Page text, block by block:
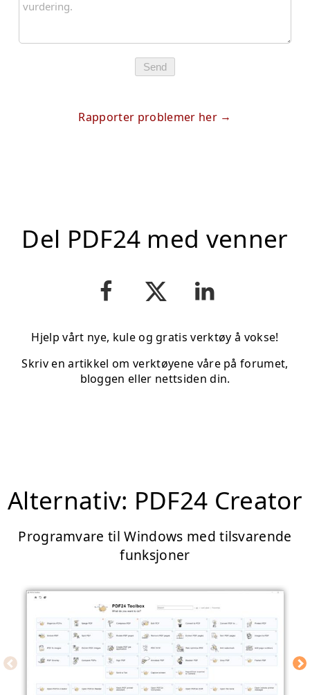
Send
Rapporter problemer her
Del PDF24 med venner
Hjelp vårt nye, kule og gratis verktøy å vokse!
Skriv en artikkel om verktøyene våre på forumet,
bloggen eller nettsiden din.
Alternativ: PDF24 Creator
Programvare til Windows med tilsvarende
funksjoner